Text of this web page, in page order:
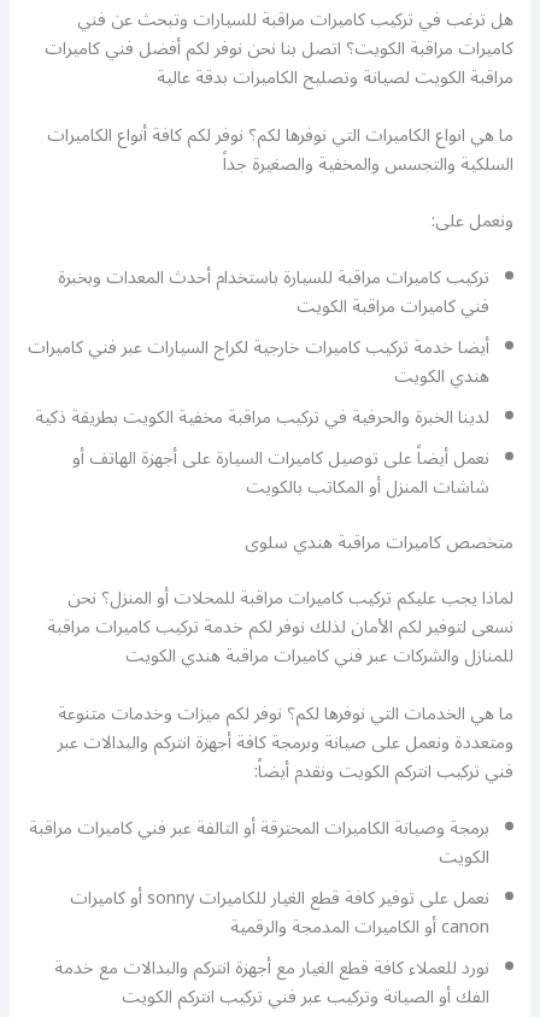
هل ترغب في تركيب كاميرات مراقبة للسيارات وتبحث عن فني
كاميرات مراقبة الكويت؟ اتصل بنا نحن نوفر لكم أفضل فني كاميرات
مراقبة الكويت لصيانة وتصليح الكاميرات بدقة عالية
ما هي انواع الكاميرات التي نوفرها لكم؟ نوفر لكم كافة أنواع الكاميرات
السلكية والتجسس والمخفية والصغيرة جداً
ونعمل على:
تركيب كاميرات مراقبة للسيارة باستخدام أحدث المعدات وبخبرة
فني كاميرات مراقبة الكويت
أيضا خدمة تركيب كاميرات خارجية لكراج السيارات عبر فني كاميرات
هندي الكويت
لدينا الخبرة والحرفية في تركيب مراقبة مخفية الكويت بطريقة ذكية
نعمل أيضاً على توصيل كاميرات السيارة على أجهزة الهاتف أو
شاشات المنزل أو المكاتب بالكويت
متخصص كاميرات مراقبة هندي سلوى
لماذا يجب عليكم تركيب كاميرات مراقبة للمحلات أو المنزل؟ نحن
نسعى لتوفير لكم الأمان لذلك نوفر لكم خدمة تركيب كاميرات مراقبة
للمنازل والشركات عبر فني كاميرات مراقبة هندي الكويت
ما هي الخدمات التي نوفرها لكم؟ نوفر لكم ميزات وخدمات متنوعة
ومتعددة ونعمل على صيانة وبرمجة كافة أجهزة انتركم والبدالات عبر
فني تركيب انتركم الكويت ونقدم أيضاً:
برمجة وصيانة الكاميرات المحترقة أو التالفة عبر فني كاميرات مراقبة
الكويت
نعمل على توفير كافة قطع الغيار للكاميرات sonny أو كاميرات
canon أو الكاميرات المدمجة والرقمية
نورد للعملاء كافة قطع الغيار مع أجهزة انتركم والبدالات مع خدمة
الفك أو الصيانة وتركيب عبر فني تركيب انتركم الكويت